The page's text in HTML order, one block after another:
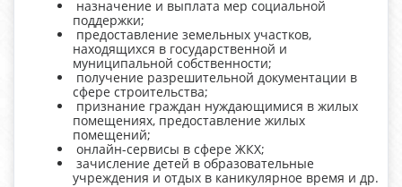
назначение и выплата мер социальной
поддержки;
предоставление земельных участков,
находящихся в государственной и
муниципальной собственности;
получение разрешительной документации в
сфере строительства;
признание граждан нуждающимися в жилых
помещениях, предоставление жилых
помещений;
онлайн-сервисы в сфере ЖКХ;
зачисление детей в образовательные
учреждения и отдых в каникулярное время и др.